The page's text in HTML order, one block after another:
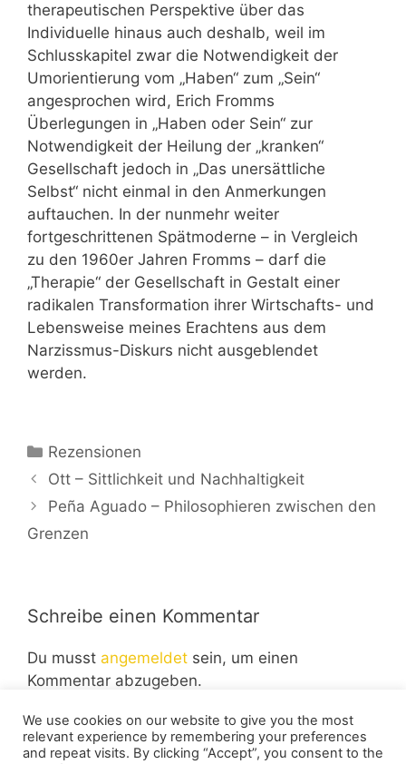
therapeutischen Perspektive über das
Individuelle hinaus auch deshalb, weil im
Schlusskapitel zwar die Notwendigkeit der
Umorientierung vom „Haben“ zum „Sein“
angesprochen wird, Erich Fromms
Überlegungen in „Haben oder Sein“ zur
Notwendigkeit der Heilung der „kranken“
Gesellschaft jedoch in „Das unersättliche
Selbst“ nicht einmal in den Anmerkungen
auftauchen. In der nunmehr weiter
fortgeschrittenen Spätmoderne – in Vergleich
zu den 1960er Jahren Fromms – darf die
„Therapie“ der Gesellschaft in Gestalt einer
radikalen Transformation ihrer Wirtschafts- und
Lebensweise meines Erachtens aus dem
Narzissmus-Diskurs nicht ausgeblendet
werden.
Kategorien
Rezensionen
Ott – Sittlichkeit und Nachhaltigkeit
Peña Aguado – Philosophieren zwischen den
Grenzen
Schreibe einen Kommentar
Du musst angemeldet sein, um einen
Kommentar abzugeben.
We use cookies on our website to give you the most
relevant experience by remembering your preferences
and repeat visits. By clicking “Accept”, you consent to the